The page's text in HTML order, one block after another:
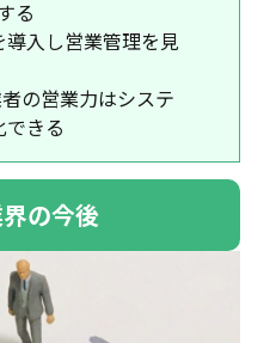
る
導入し営業管理を見
の営業力はシステ
できる
の今後